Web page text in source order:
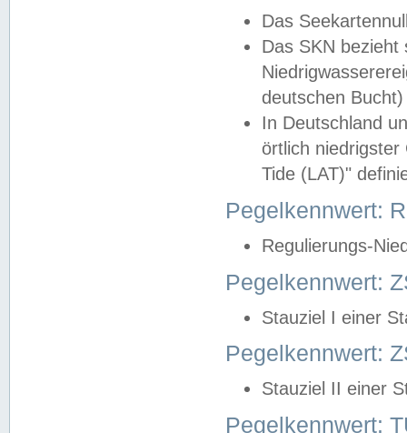
Das
Das SKN
deutschen
In Deutschland
örtlich
Tide (LAT)"
Pegelkennwert:
Regulierungs-
Pegelkennwert:
Stauziel I einer
Pegelkennwert:
Stauziel II einer
Pegelkennwert: